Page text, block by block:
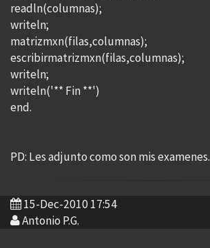
readln(columnas);
writeln;
matrizmxn(filas,columnas);
escribirmatrizmxn(filas,columnas);
writeln;
writeln('** Fin **')
end.
PD: Les adjunto como son mis examenes.
15-Dec-2010 17:54
Antonio P.G.